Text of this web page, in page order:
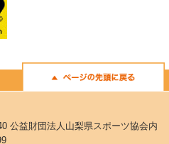
公益財団法人山梨県スポーツ協会内